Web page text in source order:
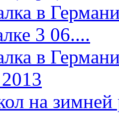
в
3 06....
в
на зимней